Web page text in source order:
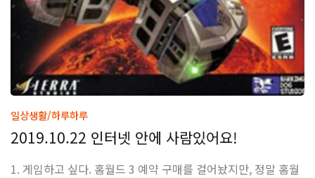
일상생활/하루하루
2019.10.22 인터넷 안에 사람있어요!
1. 게임하고 싶다. 홈월드 3 예약 구매를 걸어놨지만, 정말 홈월